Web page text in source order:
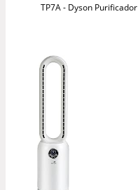
TP7A - Dyson Purificador